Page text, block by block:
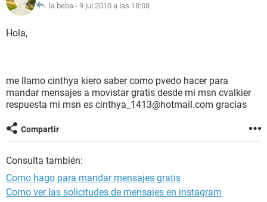
la beba - 9 jul 2010 a las 18:08
Hola,
me llamo cinthya kiero saber como pvedo hacer para
mandar mensajes a movistar gratis desde mi msn cvalkier
respuesta mi msn es cinthya_1413@hotmail.com gracias
Compartir
Consulta también:
Como hago para mandar mensajes gratis
Como ver las solicitudes de mensajes en instagram